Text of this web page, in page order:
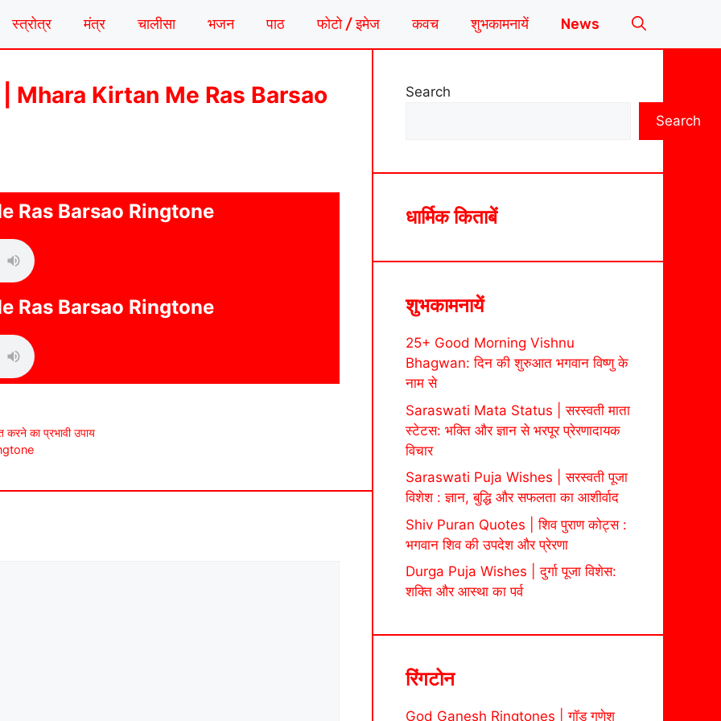
स्त्रोत्र मंत्र चालीसा भजन पाठ फोटो / इमेज कवच शुभकामनायें News
| Mhara Kirtan Me Ras Barsao
Ras Barsao Ringtone
Ras Barsao Ringtone
करने का प्रभावी उपाय
Search
Search
धार्मिक किताबें
शुभकामनायें
25+ Good Morning Vishnu
Bhagwan: दिन की शुरुआत भगवान विष्णु के
नाम से
Saraswati Mata Status | सरस्वती माता
स्टेटस: भक्ति और ज्ञान से भरपूर प्रेरणादायक
विचार
Saraswati Puja Wishes | सरस्वती पूजा
विशेश : ज्ञान, बुद्धि और सफलता का आशीर्वाद
Shiv Puran Quotes | शिव पुराण कोट्स :
भगवान शिव की उपदेश और प्रेरणा
Durga Puja Wishes | दुर्गा पूजा विशेस:
शक्ति और आस्था का पर्व
रिंगटोन
God Ganesh Ringtones | गॉड गणेश